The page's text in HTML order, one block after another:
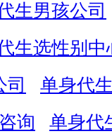
生男孩公司
生选性别中
司
单身代
询
单身代